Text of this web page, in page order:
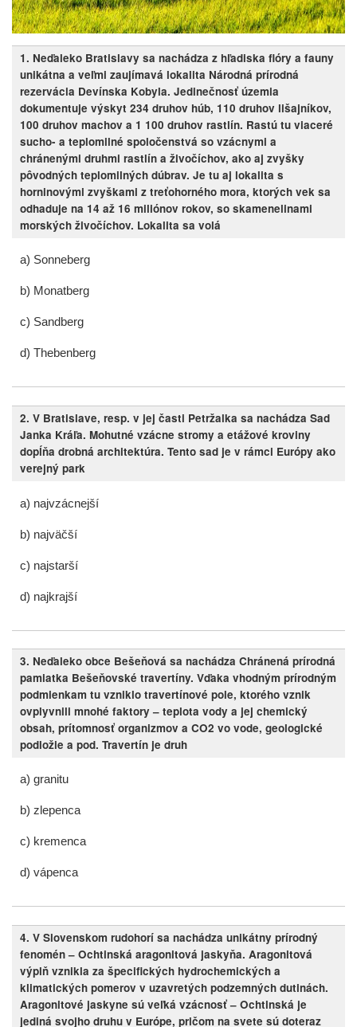
1. Neďaleko Bratislavy sa nachádza z hľadiska flóry a fauny
unikátna a veľmi zaujímavá lokalita Národná prírodná
rezervácia Devínska Kobyla. Jedinečnosť územia
dokumentuje výskyt 234 druhov húb, 110 druhov lišajníkov,
100 druhov machov a 1 100 druhov rastlín. Rastú tu viaceré
sucho- a teplomilné spoločenstvá so vzácnymi a
chránenými druhmi rastlín a živočíchov, ako aj zvyšky
pôvodných teplomilných dúbrav. Je tu aj lokalita s
horninovými zvyškami z treťohorného mora, ktorých vek sa
odhaduje na 14 až 16 miliónov rokov, so skamenelinami
morských živočíchov. Lokalita sa volá
a) Sonneberg
b) Monatberg
c) Sandberg
d) Thebenberg
2. V Bratislave, resp. v jej časti Petržalka sa nachádza Sad
Janka Kráľa. Mohutné vzácne stromy a etážové kroviny
dopĺňa drobná architektúra. Tento sad je v rámci Európy ako
verejný park
a) najvzácnejší
b) najväčší
c) najstarší
d) najkrajší
3. Neďaleko obce Bešeňová sa nachádza Chránená prírodná
pamiatka Bešeňovské travertíny. Vďaka vhodným prírodným
podmienkam tu vzniklo travertínové pole, ktorého vznik
ovplyvnili mnohé faktory – teplota vody a jej chemický
obsah, prítomnosť organizmov a CO2 vo vode, geologické
podložie a pod. Travertín je druh
a) granitu
b) zlepenca
c) kremenca
d) vápenca
4. V Slovenskom rudohorí sa nachádza unikátny prírodný
fenomén – Ochtinská aragonitová jaskyňa. Aragonitová
výplň vznikla za špecifických hydrochemických a
klimatických pomerov v uzavretých podzemných dutinách.
Aragonitové jaskyne sú veľká vzácnosť – Ochtinská je
jediná svojho druhu v Európe, pričom na svete sú doteraz